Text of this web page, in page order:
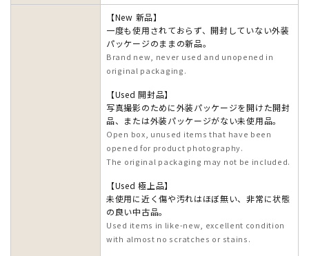
【New 新品】
一度も使用されておらず、開封していない外装
パッケージのままの新品。
Brand new, never used and unopened in
original packaging.
【Used 開封品】
写真撮影のために外装パッケージを開けた開封
品、または外装パッケージがない未使用品。
Open box, unused items that have been
opened for product photography.
The original packaging may not be included.
【Used 極上品】
未使用に近く傷や汚れはほぼ無い、非常に状態
の良い中古品。
Used items in like-new, excellent condition
with almost no scratches or stains.